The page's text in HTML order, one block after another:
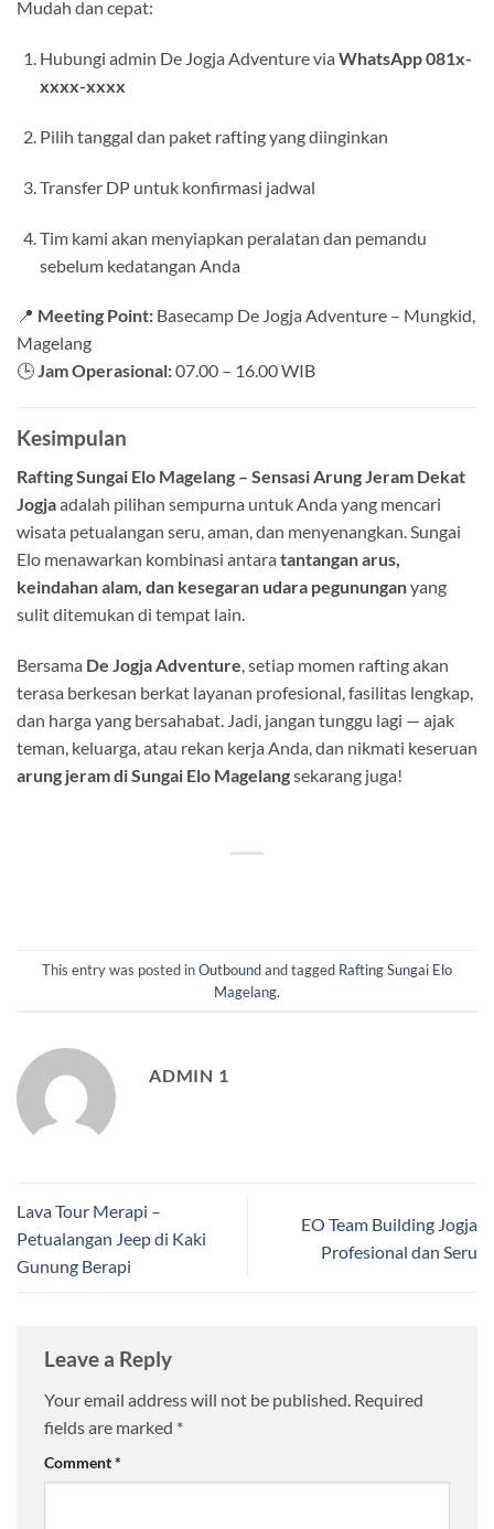
Mudah dan cepat:
Hubungi admin De Jogja Adventure via WhatsApp 081x-
xxxx-xxxx
Pilih tanggal dan paket rafting yang diinginkan
Transfer DP untuk konfirmasi jadwal
Tim kami akan menyiapkan peralatan dan pemandu
sebelum kedatangan Anda
📍 Meeting Point: Basecamp De Jogja Adventure – Mungkid,
Magelang
🕒Jam Operasional:07.00 – 16.00 WIB
Kesimpulan
Rafting Sungai Elo Magelang – Sensasi Arung Jeram Dekat
Jogjaadalah pilihan sempurna untuk Anda yang mencari
wisata petualangan seru, aman, dan menyenangkan. Sungai
Elo menawarkan kombinasi antara tantangan arus,
keindahan alam, dan kesegaran udara pegununganyang
sulit ditemukan di tempat lain.
Bersama De Jogja Adventure , setiap momen rafting akan
terasa berkesan berkat layanan profesional, fasilitas lengkap,
dan harga yang bersahabat. Jadi, jangan tunggu lagi — ajak
teman, keluarga, atau rekan kerja Anda, dan nikmati keseruan
arung jeram di Sungai Elo Magelangsekarang juga!
This entry was posted inOutboundand tagged Rafting Sungai Elo
Magelang.
ADMIN 1
Lava Tour Merapi –
Petualangan Jeep di Kaki
Gunung Berapi
EO Team Building Jogja
Profesional dan Seru
Leave a Reply
Your email address will not be published. Required
fields are marked *
Comment*